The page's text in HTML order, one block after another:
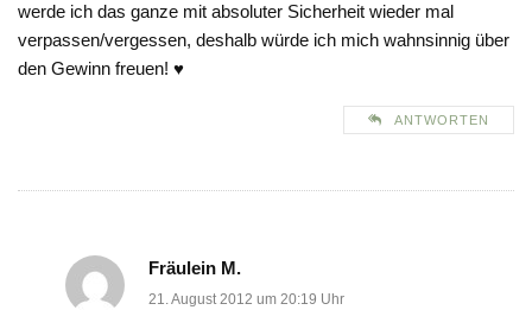
werde ich das ganze mit absoluter Sicherheit wieder mal
verpassen/vergessen, deshalb würde ich mich wahnsinnig über
den Gewinn freuen! ♥
ANTWORTEN
Fräulein M.
21. August 2012 um 20:19 Uhr